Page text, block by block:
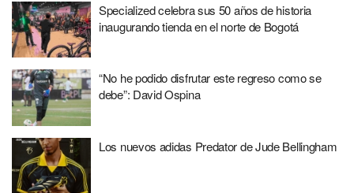
Specialized celebra sus 50 años de historia
inaugurando tienda en el norte de Bogotá
“No he podido disfrutar este regreso como se
debe”: David Ospina
Los nuevos adidas Predator de Jude Bellingham